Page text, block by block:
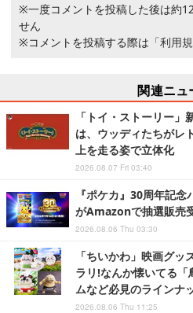
※一度コメントを投稿した後は約
せん
※コメントを投稿する際は 「利用
関連ニュ
「トイ・ストーリー
は、ウッディたちがレ
上を走る姿で立体化
2026.08.07 Fri 03:40
『ポケカ』30周年記念
がAmazonで抽選販売
2026.08.06 Thu 03:30
「ちいかわ」映画グ
ラリ!なんか懐いてる
ムなど必見のラインナ
2026.08.06 Thu 11:25